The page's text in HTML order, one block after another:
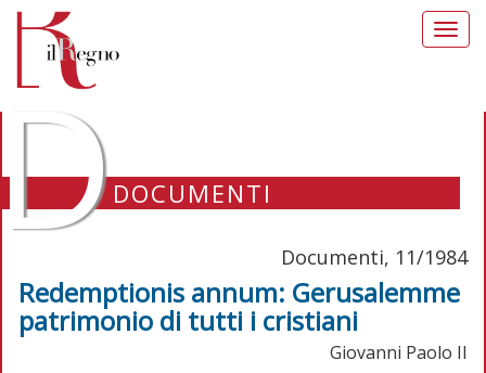
DOCUMENTI
Documenti, 11/1984
Redemptionis annum: Gerusalemme
patrimonio di tutti i cristiani
Giovanni Paolo II